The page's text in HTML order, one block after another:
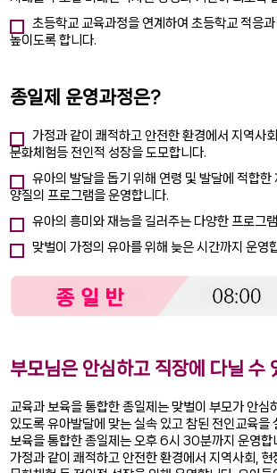
초등학교 교육과정을 연계하여 초등학교 적응
높이도록 합니다.
종일제 운영과정은?
가정과 같이 쾌적하고 안전한 환경에서 지역사
문화체험등 전인적 성장을 도모합니다.
유아의 발달을 돕기 위해 연령 및 발달에 적합한
양질의 프로그램을 운영합니다.
유아의 흥미와 재능을 길러주는 다양한 프로그
맞벌이 가정의 유아를 위해 늦은 시간까지 운영
부모님은 안심하고 직장에 다닐 수
교육과 보육을 통합한 종일제는 맞벌이 부모가 안심
있도록 유아발달에 맞는 실속 있고 참된 전인교육을
보육을 통합한 종일제는 오후 6시 30분까지 운영합
가정과 같이 쾌적하고 안전한 환경에서 지역사회, 현